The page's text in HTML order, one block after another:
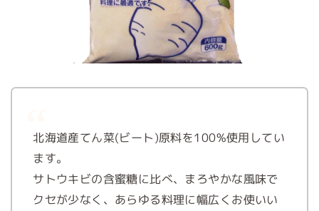
北海道産てん菜(ビート)原料を100%使用してい
ます。
サトウキビの含蜜糖に比べ、まろやかな風味で
クセが少なく、あらゆる料理に幅広くお使いい